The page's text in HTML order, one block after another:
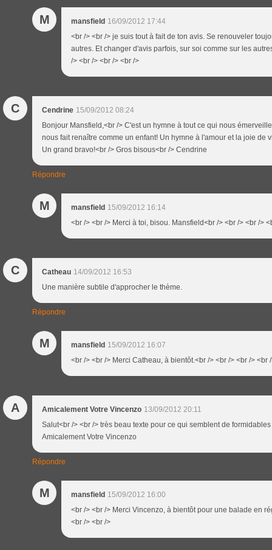
M mansfield 16/09/2012 17:44
<br /> <br /> je suis tout à fait de ton avis. Se renouveler
autres. Et changer d'avis parfois, sur soi comme sur les
/> <br /> <br /> <br />
C Cendrine 15/09/2012 08:24
Bonjour Mansfield,<br /> C'est un hymne à tout ce qui nous
nous fait renaître comme un enfant! Un hymne à l'amour et la joie de
Un grand bravo!<br /> Gros bisous<br /> Cendrine
Répondre
M mansfield 15/09/2012 16:14
<br /> <br /> Merci à toi, bisou. Mansfield<br /> <br /> <br />
C Catheau 14/09/2012 16:53
Une manière subtile d'approcher le thème.
Répondre
M mansfield 15/09/2012 16:07
<br /> <br /> Merci Catheau, à bientôt.<br /> <br /> <br /> <br
A Amicalement Votre Vincenzo 13/09/2012 20:11
Salut<br /> <br /> très beau texte pour ce qui semblent de
Amicalement Votre Vincenzo
Répondre
M mansfield 15/09/2012 16:00
<br /> <br /> Merci Vincenzo, à bientôt pour une balade en
<br /> <br />